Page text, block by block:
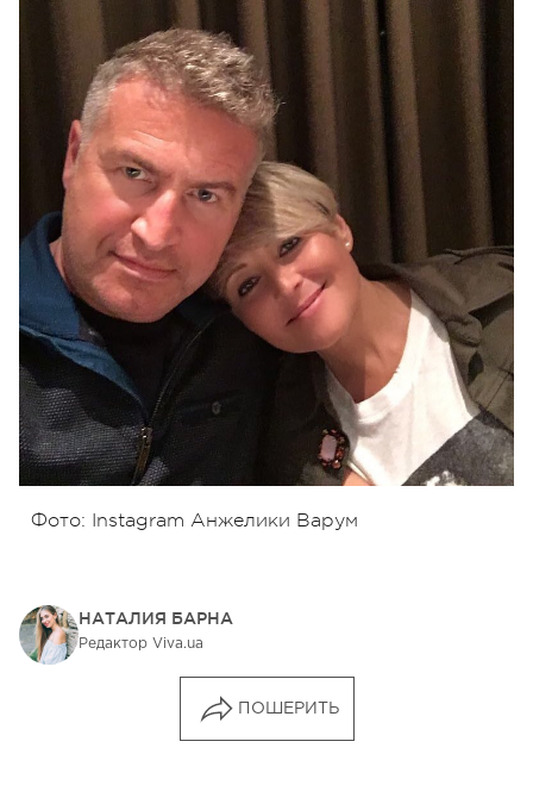
Фото: Instagram Анжелики Варум
НАТАЛИЯ БАРНА
Редактор Viva.ua
ПОШЕРИТЬ